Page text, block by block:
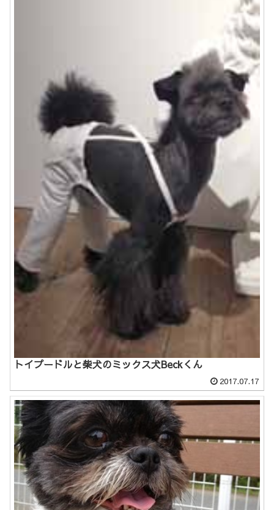
トイプードルと柴犬のミックス犬Beckくん
2017.07.17